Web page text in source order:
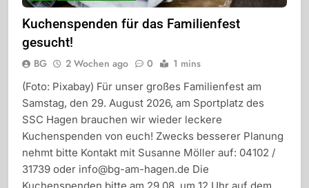
Kuchenspenden für das Familienfest
gesucht!
BG 2 Wochen ago 0 1 mins
(Foto: Pixabay) Für unser großes Familienfest am
Samstag, den 29. August 2026, am Sportplatz des
SSC Hagen brauchen wir wieder leckere
Kuchenspenden von euch! Zwecks besserer Planung
nehmt bitte Kontakt mit Susanne Möller auf: 04102 /
31739 oder info@bg-am-hagen.de Die
Kuchenspenden bitte am 29.08. um 12 Uhr auf dem